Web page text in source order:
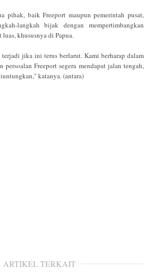
pihak, baik Freeport maupun pemerintah pusat,
langkah bijak dengan mempertimbangkan
khususnya di Papua.
jika ini terus berlarut. Kami berharap dalam
persoalan Freeport segera mendapat jalan tengah,
katanya. (antara)
ARTIKEL TERKAIT